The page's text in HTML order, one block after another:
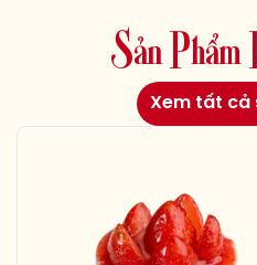
Sản Phẩm
Xem tất cả